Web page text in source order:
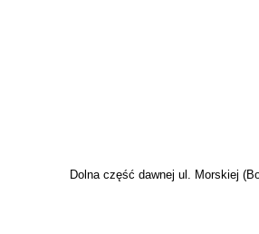
Dolna część dawnej ul. Morskiej